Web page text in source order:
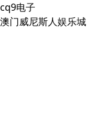
cq9电子
澳门威尼斯人娱乐城